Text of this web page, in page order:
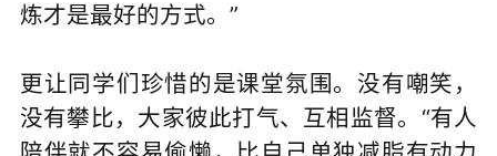
炼才是最好的方式。”
更让同学们珍惜的是课堂氛围。没有嘲笑，
没有攀比，大家彼此打气、互相监督。“有人